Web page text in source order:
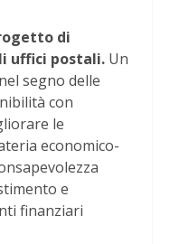
di
uffici postali. Un
segno delle
con
le
economico-
e
finanziari